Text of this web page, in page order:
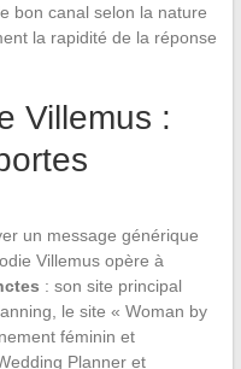
bon canal selon la nature
la rapidité de la réponse
Villemus :
un message générique
Villemus opère à
: son site principal
le site « Woman by
féminin et
Planner et